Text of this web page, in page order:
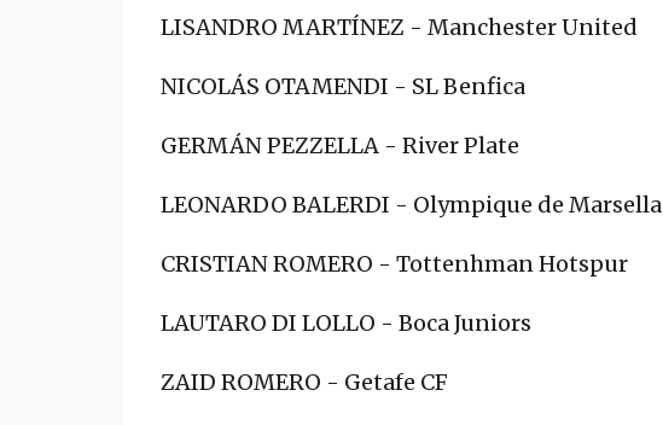
LISANDRO MARTÍNEZ - Manchester United
NICOLÁS OTAMENDI - SL Benfica
GERMÁN PEZZELLA - River Plate
LEONARDO BALERDI - Olympique de Marsella
CRISTIAN ROMERO - Tottenhman Hotspur
LAUTARO DI LOLLO - Boca Juniors
ZAID ROMERO - Getafe CF